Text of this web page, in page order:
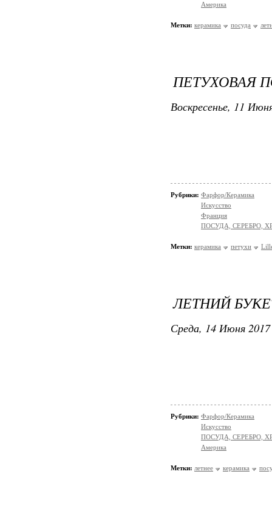
Америка
Метки: керамика посуда
ПЕТУХОВАЯ
Воскресенье, 11
Рубрики: Фарфор/Керамика
Искусство
Франция
ПОСУДА, СЕРЕБРО,
Метки: керамика петухи
ЛЕТНИЙ
Среда, 14 Июня
Рубрики: Фарфор/Керамика
Искусство
ПОСУДА, СЕРЕБРО,
Америка
Метки: летнее керамика